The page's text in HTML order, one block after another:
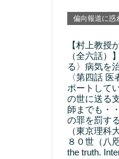
偏向報道に惑
【村上教
（全六話）
る〉病気を
〈第四話
ポートして
の世に送る
師までも・
の罪を罰す
（東京理科
８０世（八
the truth.